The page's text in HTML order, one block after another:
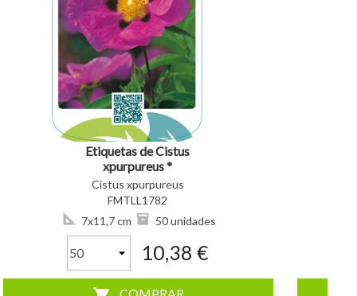
Etiquetas de Cistus
xpurpureus *
Cistus xpurpureus
FMTLL1782
7x11,7 cm
50 unidades
10,38 €